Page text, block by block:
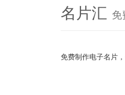
名片汇 免
免费制作电子名片